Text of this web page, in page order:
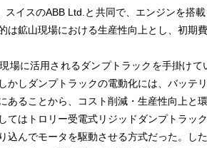
スイスのABB Ltd.と共同で、エンジンを搭
は鉱山現場における生産性向上とし、初期
場に活用されるダンプトラックを手掛け
かしダンプトラックの電動化には、バッ
あることから、コスト削減・生産性向上と
てはトロリー受電式リジッドダンプトラ
込んでモータを駆動させる方式だった。し